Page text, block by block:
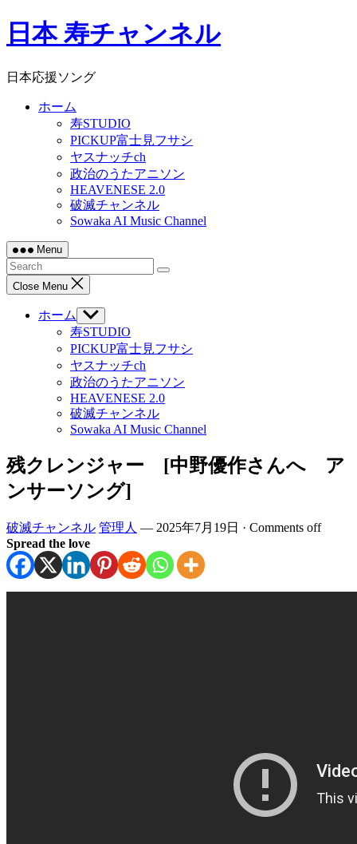
Skip
to日本 寿チャンネル
日本応援ソング
ホーム
寿STUDIO
PICKUP富士見フサシ
ヤスナッチch
政治のうたアニソン
HEAVENESE 2.0
破滅チャンネル
Sowaka AI Music Channel
Menu
Close Menu
ホーム
Show
sub
menu
寿STUDIO
PICKUP富士見フサシ
ヤスナッチch
政治のうたアニソン
HEAVENESE 2.0
破滅チャンネル
Sowaka AI Music Channel
残クレンジャー [中野優作さんへ ア
ンサーソング]
破滅チャンネル 管理人 — 2025年7月19日 · Comments off
Spread the love